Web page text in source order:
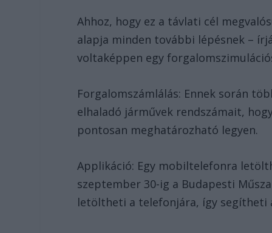
Ahhoz, hogy ez a távlati cél
alapja minden további lépésnek –
voltaképpen egy
Forgalomszámlálás: Ennek során
elhaladó járművek rendszámait,
pontosan meghatározható legyen.
Applikáció: Egy mobiltelefonra
szeptember 30-ig a Budapesti
letöltheti a telefonjára, így segítheti